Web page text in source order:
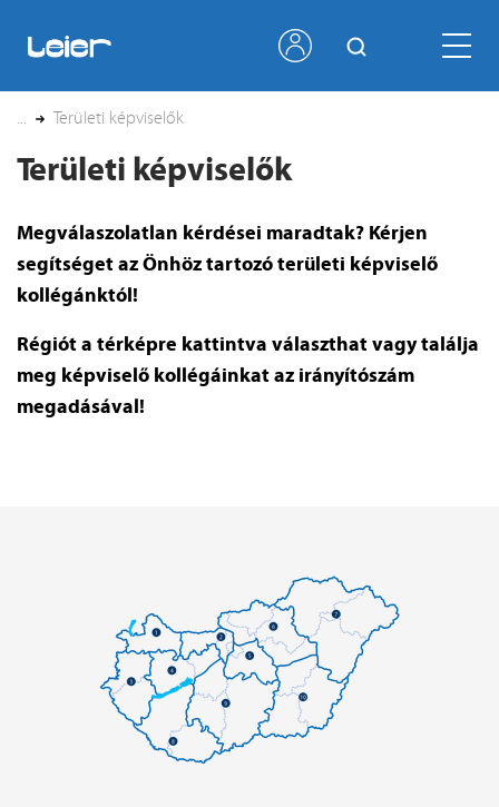
... Területi képviselők
Területi képviselők
Megválaszolatlan kérdései maradtak? Kérjen
segítséget az Önhöz tartozó területi képviselő
kollégánktól!
Régiót a térképre kattintva választhat vagy találja
meg képviselő kollégáinkat az irányítószám
megadásával!